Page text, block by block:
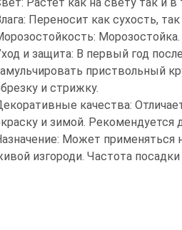
Переносит как сухость,
Морозостойка.
и защита: В первый год
приствольный
и стрижку.
качества:
и зимой. Рекомендуется
Может применяться
изгороди. Частота